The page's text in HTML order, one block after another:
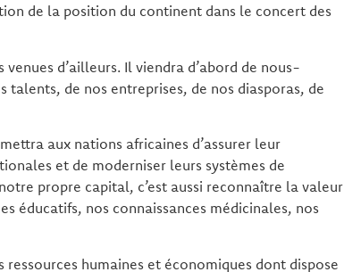
de la position du continent dans le concert des
d’ailleurs. Il viendra d’abord de nous-
talents, de nos entreprises, de nos diasporas, de
aux nations africaines d’assurer leur
et de moderniser leurs systèmes de
propre capital, c’est aussi reconnaître la valeur
éducatifs, nos connaissances médicinales, nos
humaines et économiques dont dispose